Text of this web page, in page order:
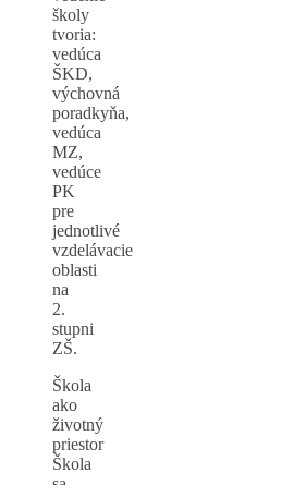
školy
tvoria:
vedúca
ŠKD,
výchovná
poradkyňa,
vedúca
MZ,
vedúce
PK
pre
jednotlivé
vzdelávacie
oblasti
na
2.
stupni
ZŠ.
Škola
ako
životný
priestor
Škola